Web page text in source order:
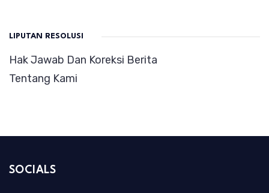
LIPUTAN RESOLUSI
Hak Jawab Dan Koreksi Berita
Tentang Kami
SOCIALS